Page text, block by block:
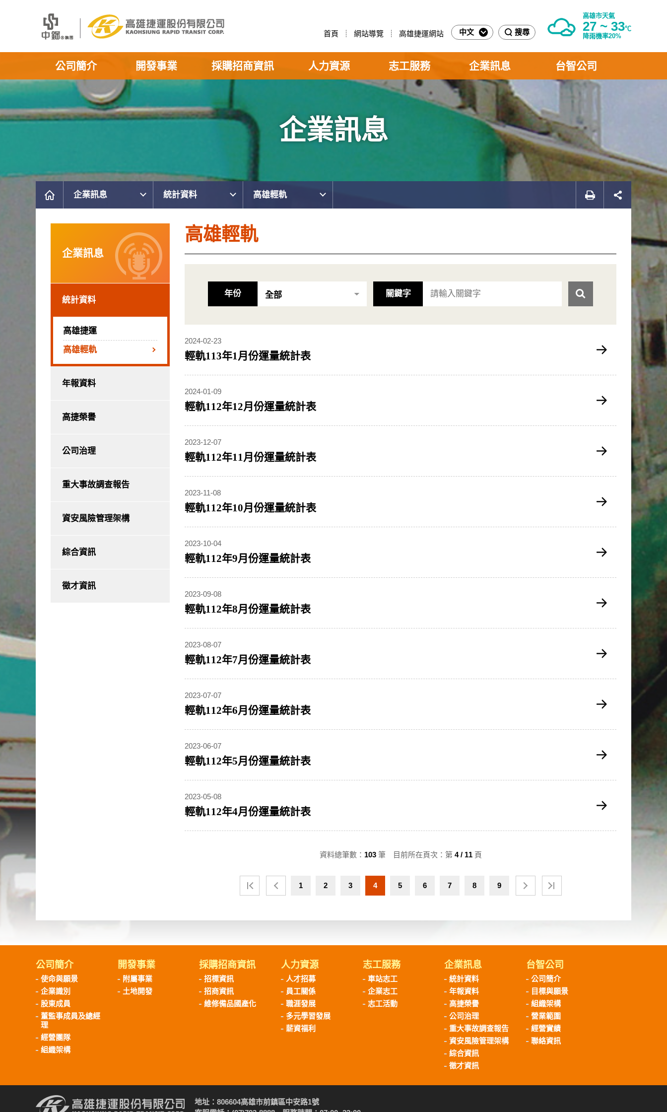
首頁 網站導覽 高雄捷運網站 中文 搜尋
高雄市天氣
27 ~ 33℃
降雨機率20%
公司簡介 開發事業 採購招商資訊 人力資源 志工服務 企業訊息 台智公司
企業訊息
企業訊息 統計資料 高雄輕軌
企業訊息
統計資料
高雄捷運
高雄輕軌
年報資料
高捷榮譽
公司治理
重大事故調查報告
資安風險管理架構
綜合資訊
徵才資訊
高雄輕軌
年份 關鍵字
2024-02-23
輕軌113年1月份運量統計表
2024-01-09
輕軌112年12月份運量統計表
2023-12-07
輕軌112年11月份運量統計表
2023-11-08
輕軌112年10月份運量統計表
2023-10-04
輕軌112年9月份運量統計表
2023-09-08
輕軌112年8月份運量統計表
2023-08-07
輕軌112年7月份運量統計表
2023-07-07
輕軌112年6月份運量統計表
2023-06-07
輕軌112年5月份運量統計表
2023-05-08
輕軌112年4月份運量統計表
資料總筆數： 103筆 目前所在頁次：第 4 / 11頁
1 2 3 4 5 6 7 8 9
公司簡介
使命與願景
企業識別
股東成員
董監事成員及總經
理
經營團隊
組織架構
開發事業
附屬事業
土地開發
採購招商資訊
招標資訊
招商資訊
維修備品國產化
人力資源
人才招募
員工關係
職涯發展
多元學習發展
薪資福利
志工服務
車站志工
企業志工
志工活動
企業訊息
統計資料
年報資料
高捷榮譽
公司治理
重大事故調查報告
資安風險管理架構
綜合資訊
徵才資訊
台智公司
公司簡介
目標與願景
組織架構
營業範圍
經營實績
聯絡資訊
地址：806604高雄市前鎮區中安路1號